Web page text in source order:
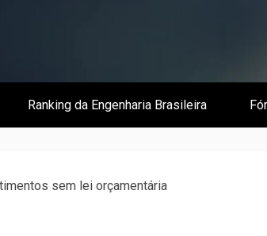
O
Ranking da Engenharia Brasileira
sem lei orçamentária